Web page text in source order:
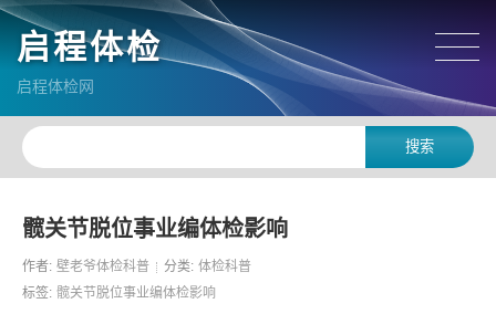
启程体检
启程体检网
髋关节脱位事业编体检影响
作者: 壁老爷体检科普 分类: 体检科普
标签: 髋关节脱位事业编体检影响